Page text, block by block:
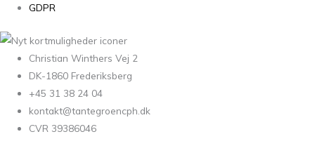
GDPR
Christian Winthers Vej 2
DK-1860 Frederiksberg
+45 31 38 24 04
kontakt@tantegroencph.dk
CVR 39386046